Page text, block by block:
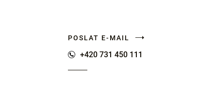
POSLAT E-MAIL
+420 731 450 111